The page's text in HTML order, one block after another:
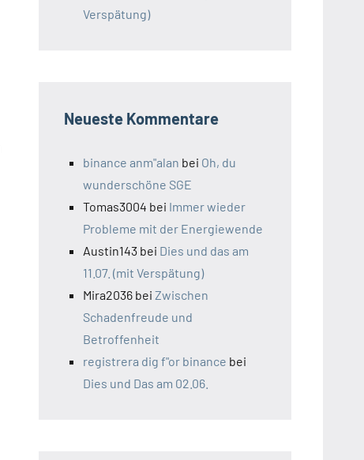
Verspätung)
Neueste Kommentare
binance anm"alan bei Oh, du
wunderschöne SGE
Tomas3004 bei Immer wieder
Probleme mit der Energiewende
Austin143 bei Dies und das am
11.07. (mit Verspätung)
Mira2036 bei Zwischen
Schadenfreude und
Betroffenheit
registrera dig f"or binance bei
Dies und Das am 02.06.